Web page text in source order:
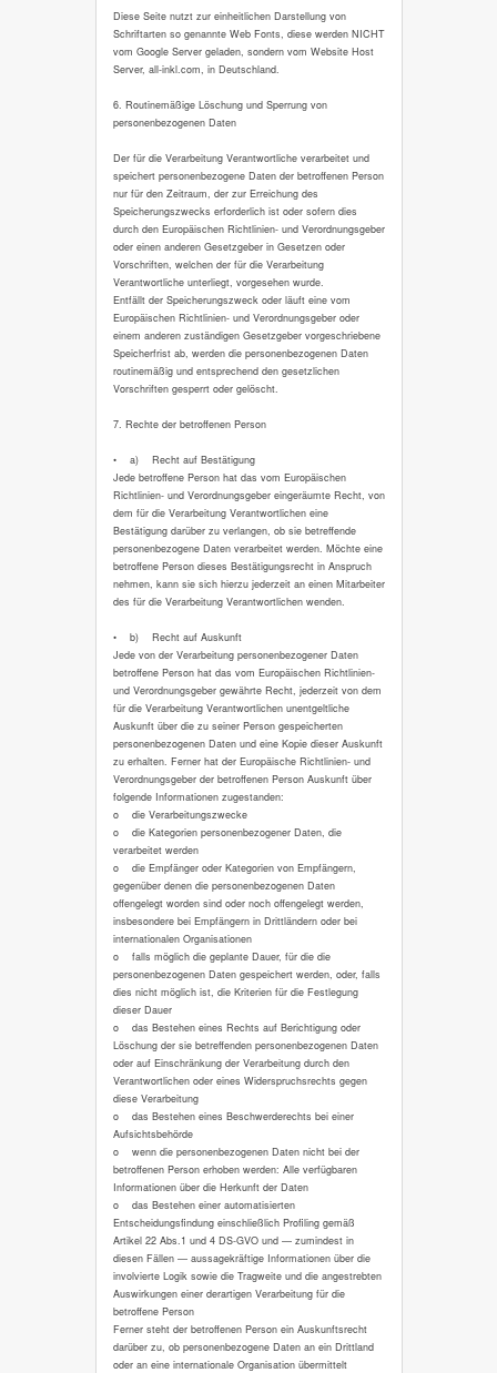
Diese Seite nutzt zur einheitlichen Darstellung von
Schriftarten so genannte Web Fonts, diese werden NICHT
vom Google Server geladen, sondern vom Website Host
Server, all-inkl.com, in Deutschland.
6. Routinemäßige Löschung und Sperrung von
personenbezogenen Daten
Der für die Verarbeitung Verantwortliche verarbeitet und
speichert personenbezogene Daten der betroffenen Person
nur für den Zeitraum, der zur Erreichung des
Speicherungszwecks erforderlich ist oder sofern dies
durch den Europäischen Richtlinien- und Verordnungsgeber
oder einen anderen Gesetzgeber in Gesetzen oder
Vorschriften, welchen der für die Verarbeitung
Verantwortliche unterliegt, vorgesehen wurde.
Entfällt der Speicherungszweck oder läuft eine vom
Europäischen Richtlinien- und Verordnungsgeber oder
einem anderen zuständigen Gesetzgeber vorgeschriebene
Speicherfrist ab, werden die personenbezogenen Daten
routinemäßig und entsprechend den gesetzlichen
Vorschriften gesperrt oder gelöscht.
7. Rechte der betroffenen Person
• a) Recht auf Bestätigung
Jede betroffene Person hat das vom Europäischen
Richtlinien- und Verordnungsgeber eingeräumte Recht, von
dem für die Verarbeitung Verantwortlichen eine
Bestätigung darüber zu verlangen, ob sie betreffende
personenbezogene Daten verarbeitet werden. Möchte eine
betroffene Person dieses Bestätigungsrecht in Anspruch
nehmen, kann sie sich hierzu jederzeit an einen Mitarbeiter
des für die Verarbeitung Verantwortlichen wenden.
• b) Recht auf Auskunft
Jede von der Verarbeitung personenbezogener Daten
betroffene Person hat das vom Europäischen Richtlinien-
und Verordnungsgeber gewährte Recht, jederzeit von dem
für die Verarbeitung Verantwortlichen unentgeltliche
Auskunft über die zu seiner Person gespeicherten
personenbezogenen Daten und eine Kopie dieser Auskunft
zu erhalten. Ferner hat der Europäische Richtlinien- und
Verordnungsgeber der betroffenen Person Auskunft über
folgende Informationen zugestanden:
o die Verarbeitungszwecke
o die Kategorien personenbezogener Daten, die
verarbeitet werden
o die Empfänger oder Kategorien von Empfängern,
gegenüber denen die personenbezogenen Daten
offengelegt worden sind oder noch offengelegt werden,
insbesondere bei Empfängern in Drittländern oder bei
internationalen Organisationen
o falls möglich die geplante Dauer, für die die
personenbezogenen Daten gespeichert werden, oder, falls
dies nicht möglich ist, die Kriterien für die Festlegung
dieser Dauer
o das Bestehen eines Rechts auf Berichtigung oder
Löschung der sie betreffenden personenbezogenen Daten
oder auf Einschränkung der Verarbeitung durch den
Verantwortlichen oder eines Widerspruchsrechts gegen
diese Verarbeitung
o das Bestehen eines Beschwerderechts bei einer
Aufsichtsbehörde
o wenn die personenbezogenen Daten nicht bei der
betroffenen Person erhoben werden: Alle verfügbaren
Informationen über die Herkunft der Daten
o das Bestehen einer automatisierten
Entscheidungsfindung einschließlich Profiling gemäß
Artikel 22 Abs.1 und 4 DS-GVO und — zumindest in
diesen Fällen — aussagekräftige Informationen über die
involvierte Logik sowie die Tragweite und die angestrebten
Auswirkungen einer derartigen Verarbeitung für die
betroffene Person
Ferner steht der betroffenen Person ein Auskunftsrecht
darüber zu, ob personenbezogene Daten an ein Drittland
oder an eine internationale Organisation übermittelt